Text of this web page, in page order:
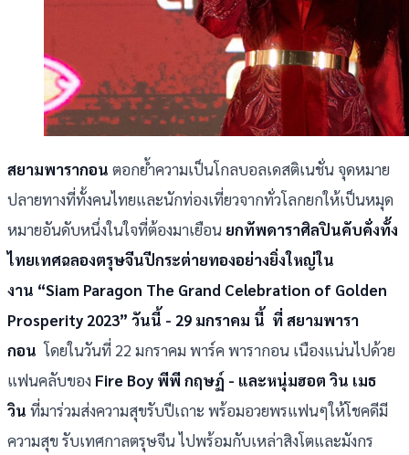
สยามพารากอน ตอกย้ำความเป็นโกลบอลเดสติเนชั่น จุดหมาย
ปลายทางที่ทั้งคนไทยและนักท่องเที่ยวจากทั่วโลกยกให้เป็นหมุด
หมายอันดับหนึ่งในใจที่ต้องมาเยือน ยกทัพดาราศิลปินคับคั่งทั้ง
ไทยเทศฉลองตรุษจีนปีกระต่ายทองอย่างยิ่งใหญ่ใน
งาน “Siam Paragon The Grand Celebration of Golden
Prosperity 2023” วันนี้ - 29 มกราคม นี้ ที่ สยามพารา
กอนโดยในวันที่ 22 มกราคม พาร์ค พารากอน เนืองแน่นไปด้วย
แฟนคลับของ Fire Boy พีพี กฤษฏ์ - และหนุ่มฮอต วิน เมธ
วิน ที่มาร่วมส่งความสุขรับปีเถาะ พร้อมอวยพรแฟนๆให้โชคดีมี
ความสุข รับเทศกาลตรุษจีน ไปพร้อมกับเหล่าสิงโตและมังกร